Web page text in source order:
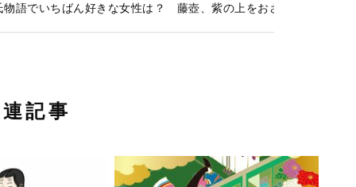
物語でいちばん好きな女性は？ 藤壺、紫の上をおさえての１位
記事